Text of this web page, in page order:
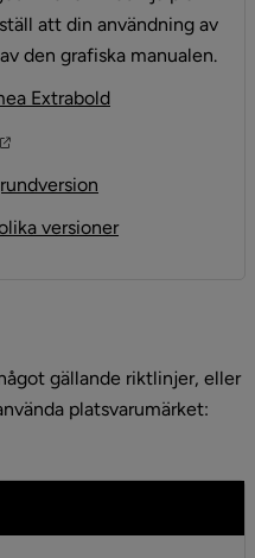
att din användning av
den grafiska manualen.
Extrabold, 158.2 kB.
Länk till annan webbplats,
versioner, 12.3 MB.
gällande riktlinjer, eller
platsvarumärket: